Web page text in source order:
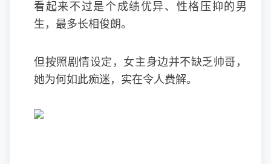
看起来不过是个成绩优异、性格压抑的男
生，最多长相俊朗。
但按照剧情设定，女主身边并不缺乏帅哥，
她为何如此痴迷，实在令人费解。